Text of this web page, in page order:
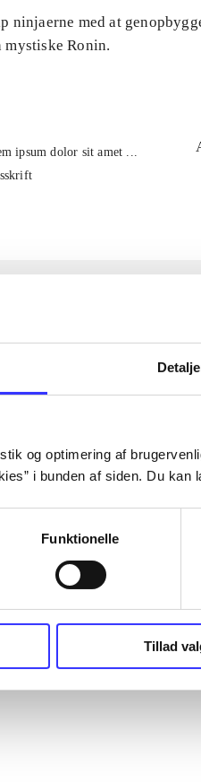
og optimering af
i bunden af siden. Du
Funktionelle
Tillad
ninjaerne med at
mystiske Ronin.
ipsum dolor sit amet ...